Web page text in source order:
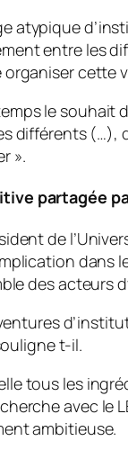
atypique
entre les
cette
le
différents (…),
».
partagée
de
dans
des acteurs
t-il.
tous les
avec le
ambitieuse.